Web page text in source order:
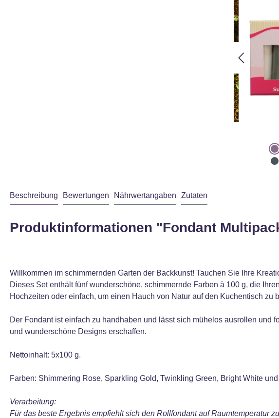
Beschreibung Bewertungen Nährwertangaben Zutaten
Produktinformationen "Fondant
Willkommen im schimmernden Garten der Backkunst! Tauchen Sie Ihre
Dieses Set enthält fünf wunderschöne, schimmernde Farben à 100 g, die
Hochzeiten oder einfach, um einen Hauch von Natur auf den Kuchentisch zu
Der Fondant ist einfach zu handhaben und lässt sich mühelos ausrollen und
und wunderschöne Designs erschaffen.
Nettoinhalt: 5x100 g.
Farben: Shimmering Rose, Sparkling Gold, Twinkling Green, Bright White
Verarbeitung:
Für das beste Ergebnis empfiehlt sich den Rollfondant auf Raumtemperatur